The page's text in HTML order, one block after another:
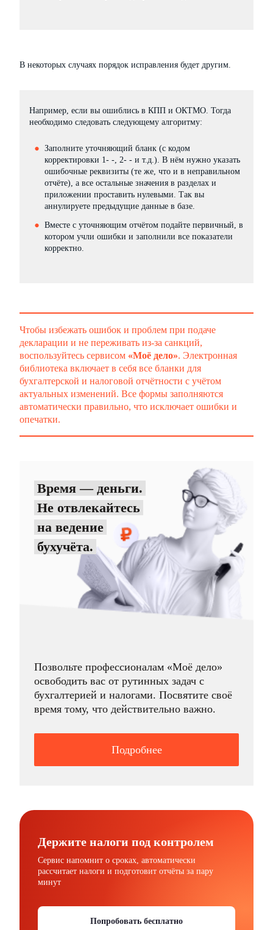
В некоторых случаях порядок исправления будет другим.
Например, если вы ошиблись в КПП и ОКТМО. Тогда
необходимо следовать следующему алгоритму:
Заполните уточняющий бланк (с кодом
корректировки 1- -, 2- - и т.д.). В нём нужно указать
ошибочные реквизиты (те же, что и в неправильном
отчёте), а все остальные значения в разделах и
приложении проставить нулевыми. Так вы
аннулируете предыдущие данные в базе.
Вместе с уточняющим отчётом подайте первичный, в
котором учли ошибки и заполнили все показатели
корректно.
Чтобы избежать ошибок и проблем при подаче
декларации и не переживать из-за санкций,
воспользуйтесь сервисом «Моё дело». Электронная
библиотека включает в себя все бланки для
бухгалтерской и налоговой отчётности с учётом
актуальных изменений. Все формы заполняются
автоматически правильно, что исключает ошибки и
опечатки.
Время — деньги.
Не отвлекайтесь
на ведение
бухучёта.
Позвольте профессионалам «Моё дело»
освободить вас от рутинных задач с
бухгалтерией и налогами. Посвятите своё
время тому, что действительно важно.
Подробнее
Держите налоги под контролем
Сервис напомнит о сроках, автоматически
рассчитает налоги и подготовит отчёты за пару
минут
Попробовать бесплатно